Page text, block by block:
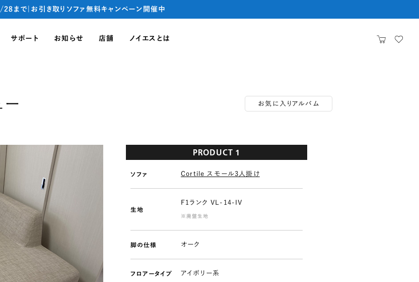
28まで|お引き取りソファ無料キャンペーン開催中
サポート お知らせ 店舗 ノイエスとは
ー お気に入りアルバム
PRODUCT 1
ソファ Cortile スモール3人掛け
生地
F1ランク VL-14-IV
※廃盤生地
脚の仕様 オーク
フロアータイプ アイボリー系